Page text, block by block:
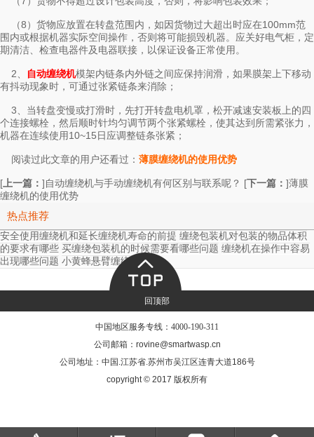
（8）货物应放置在转盘范围内，如因货物过大超出时应在100mm范
围内或根据机器实际空间操作，否则将可能损毁机器。应关好电气柜，定
期清洁、检查电器件及电器联接，以保证设备正常使用。
2、 自动缠绕机模架内链条内外链之间应保持润滑，如果膜架上下移动
有抖动现象时，可通过张紧链条来消除；
3、当转盘变慢或打滑时，先打开转盘电机罩，松开减速安装板上的四
个连接螺栓，然后顺时针均匀调节两个张紧螺栓，使其达到所需紧张力，
机器在连续使用10~15日应调整链条张紧；
阅读过此文章的用户还看过： 薄膜缠绕机的使用优势
[ 上一篇： ] 自动缠绕机与手动缠绕机有何区别与联系呢？ [下一篇： ]薄膜
缠绕机的使用优势
热点推荐
安全使用缠绕机和延长缠绕机寿命的前提 缠绕包装机对包装的物品体积
的要求有哪些 买缠绕包装机的时候需要看哪些问题 缠绕机在操作中容易
出现哪些问题 小黄蜂悬臂缠绕机介绍
回顶部
中国地区服务专线： 4000-190-311
公司邮箱：rovine@smartwasp.cn
公司地址：中国.江苏省.苏州市吴江区连青大道186号
copyright © 2017 版权所有